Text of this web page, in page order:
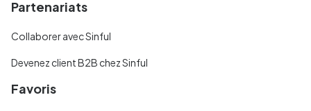
Partenariats
Collaborer avec Sinful
Devenez client B2B chez Sinful
Favoris